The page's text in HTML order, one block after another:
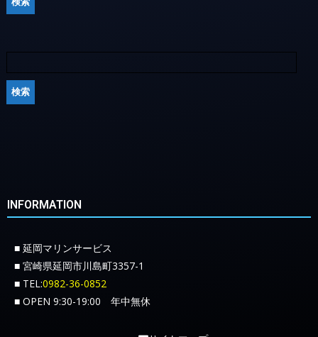
INFORMATION
■ 延岡マリンサービス
■ 宮崎県延岡市川島町3357-1
■ TEL:0982-36-0852
■ OPEN 9:30-19:00 年中無休